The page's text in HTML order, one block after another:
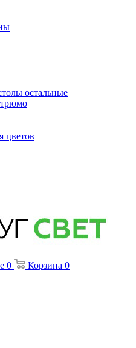
остальные
цветов
0 Корзина 0